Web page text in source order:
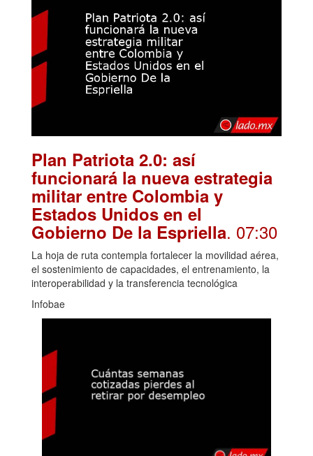
Plan Patriota 2.0: así
funcionará la nueva estrategia
militar entre Colombia y
Estados Unidos en el
Gobierno De la Espriella. 07:30
La hoja de ruta contempla fortalecer la movilidad aérea,
el sostenimiento de capacidades, el entrenamiento, la
interoperabilidad y la transferencia tecnológica
Infobae